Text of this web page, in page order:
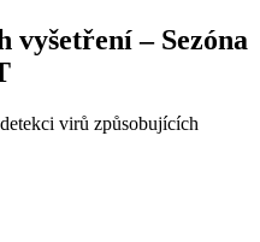
– Sezóna
virů způsobujících